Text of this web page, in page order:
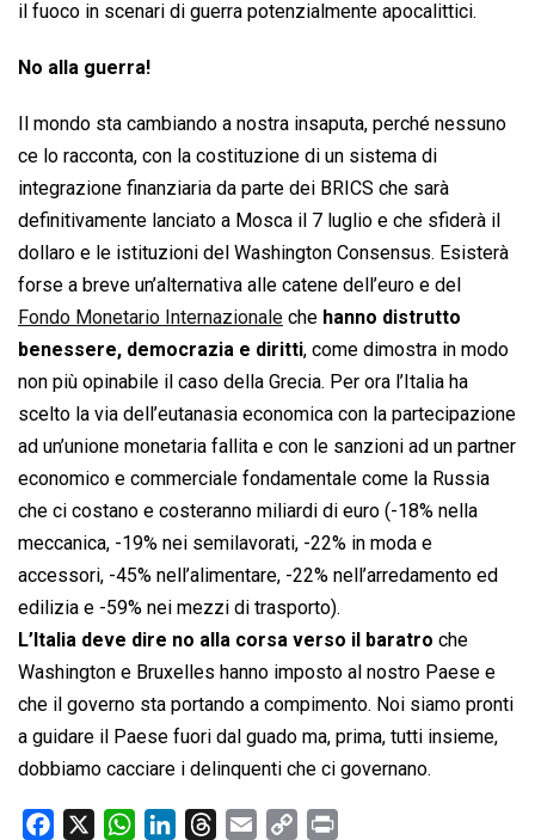
il fuoco in scenari di guerra potenzialmente apocalittici.
No alla guerra!
Il mondo sta cambiando a nostra insaputa, perché nessuno
ce lo racconta, con la costituzione di un sistema di
integrazione finanziaria da parte dei BRICS che sarà
definitivamente lanciato a Mosca il 7 luglio e che sfiderà il
dollaro e le istituzioni del Washington Consensus. Esisterà
forse a breve un’alternativa alle catene dell’euro e del
Fondo Monetario Internazionale che hanno distrutto
benessere, democrazia e diritti, come dimostra in modo
non più opinabile il caso della Grecia. Per ora l’Italia ha
scelto la via dell’eutanasia economica con la partecipazione
ad un’unione monetaria fallita e con le sanzioni ad un partner
economico e commerciale fondamentale come la Russia
che ci costano e costeranno miliardi di euro (-18% nella
meccanica, -19% nei semilavorati, -22% in moda e
accessori, -45% nell’alimentare, -22% nell’arredamento ed
edilizia e -59% nei mezzi di trasporto).
L’Italia deve dire no alla corsa verso il baratro che
Washington e Bruxelles hanno imposto al nostro Paese e
che il governo sta portando a compimento. Noi siamo pronti
a guidare il Paese fuori dal guado ma, prima, tutti insieme,
dobbiamo cacciare i delinquenti che ci governano.
W